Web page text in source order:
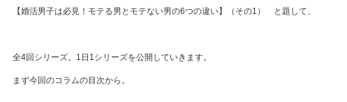
【婚活男子は必見！モテる男とモテない男の6つの違い】（その1） と題して、
全4回シリーズ。1日1シリーズを公開していきます。
まず今回のコラムの目次から。